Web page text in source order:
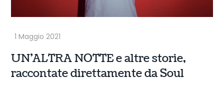
UN’ALTRA NOTTE e altre storie,
raccontate direttamente da Soul